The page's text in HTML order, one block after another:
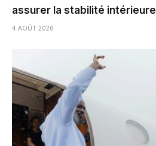
assurer la stabilité intérieure
4 AOÛT 2026